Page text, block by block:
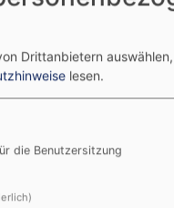
und Recycling
Stadt
wird spätestens
Drittanbietern
lesen.
die Benutzersitzung